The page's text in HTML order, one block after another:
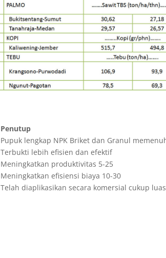
Penutup
Pupuk lengkap NPK Briket dan Granul
Terbukti lebih efisien dan efektif
Meningkatkan produktivitas 5-25
Meningkatkan efisiensi biaya 10-30
Telah diaplikasikan secara komersial cukup